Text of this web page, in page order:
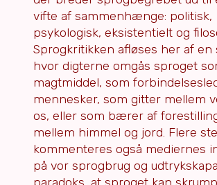
vifte af sammenhænge: politisk,
psykologisk, eksistentielt og
Sprogkritikken afløses her af en
hvor digterne omgås sproget
magtmiddel, som
mennesker, som gitter mellem
os, eller som bærer af
mellem himmel og jord. Flere
kommenteres også mediernes
på vor sprogbrug og
paradoks, at sproget kan